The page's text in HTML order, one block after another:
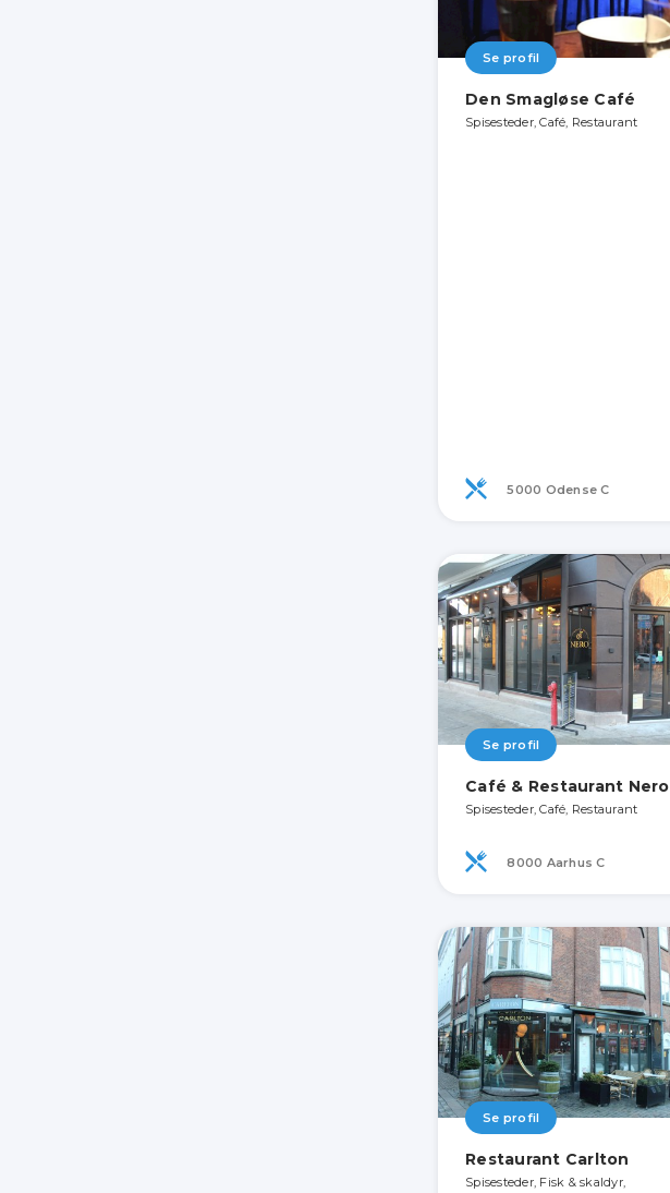
Se profil
Den Smagløse Café
Spisesteder, Café, Restaurant
5000 Odense C
Se profil
Café & Restaurant Nero
Spisesteder, Café, Restaurant
8000 Aarhus C
Se profil
Restaurant Carlton
Spisesteder, Fisk & skaldyr,